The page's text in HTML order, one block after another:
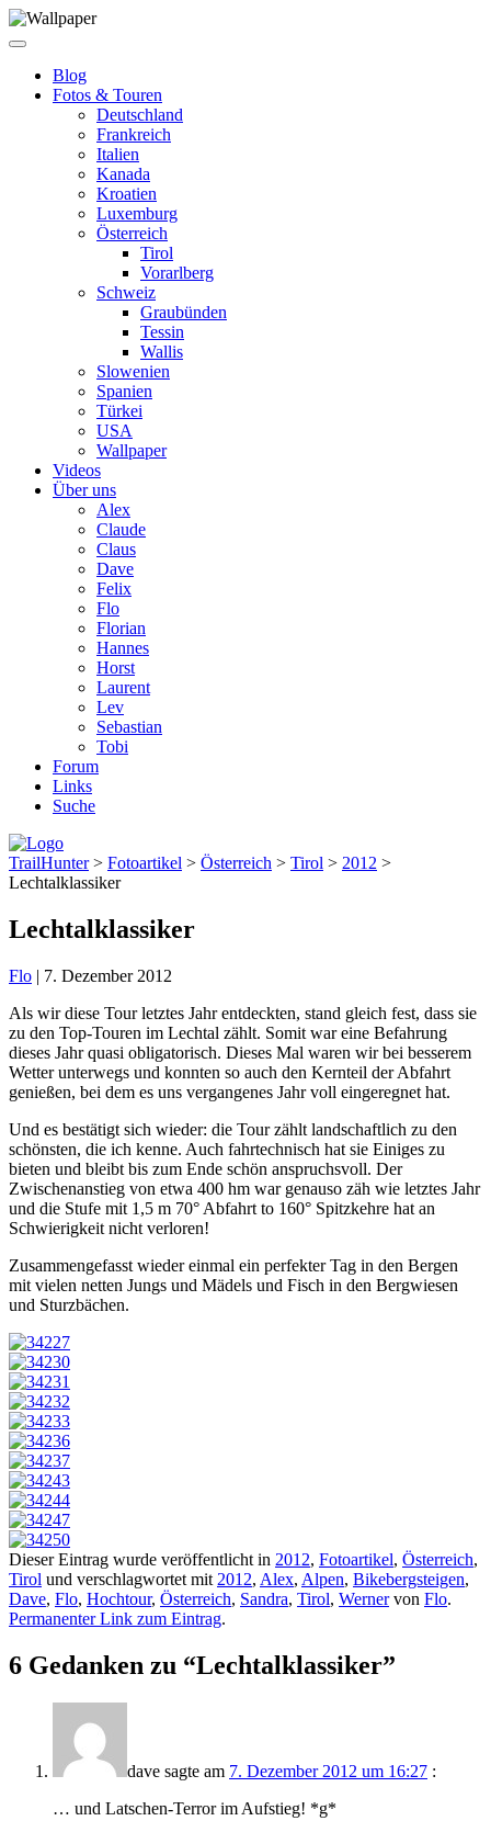
Blog
Fotos & Touren
Deutschland
Frankreich
Italien
Kanada
Kroatien
Luxemburg
Österreich
Tirol
Vorarlberg
Schweiz
Graubünden
Tessin
Wallis
Slowenien
Spanien
Türkei
USA
Wallpaper
Videos
Über uns
Alex
Claude
Claus
Dave
Felix
Flo
Florian
Hannes
Horst
Laurent
Lev
Sebastian
Tobi
Forum
Links
Suche
TrailHunter> Fotoartikel > Österreich > Tirol > 2012 >
Lechtalklassiker
Lechtalklassiker
Flo | 7. Dezember 2012
Als wir diese Tour letztes Jahr entdeckten, stand gleich fest, dass sie
zu den Top-Touren im Lechtal zählt. Somit war eine Befahrung
dieses Jahr quasi obligatorisch. Dieses Mal waren wir bei besserem
Wetter unterwegs und konnten so auch den Kernteil der Abfahrt
genießen, bei dem es uns vergangenes Jahr voll eingeregnet hat.
Und es bestätigt sich wieder: die Tour zählt landschaftlich zu den
schönsten, die ich kenne. Auch fahrtechnisch hat sie Einiges zu
bieten und bleibt bis zum Ende schön anspruchsvoll. Der
Zwischenanstieg von etwa 400 hm war genauso zäh wie letztes Jahr
und die Stufe mit 1,5 m 70° Abfahrt to 160° Spitzkehre hat an
Schwierigkeit nicht verloren!
Zusammengefasst wieder einmal ein perfekter Tag in den Bergen
mit vielen netten Jungs und Mädels und Fisch in den Bergwiesen
und Sturzbächen.
Dieser Eintrag wurde veröffentlicht in 2012, Fotoartikel, Österreich,
Tirol und verschlagwortet mit 2012, Alex, Alpen, Bikebergsteigen,
Dave, Flo, Hochtour, Österreich, Sandra, Tirol, Wernervon Flo.
Permanenter Link zum Eintrag.
6 Gedanken zu “Lechtalklassiker”
dave sagte am 7. Dezember 2012 um 16:27 :
… und Latschen-Terror im Aufstieg! *g*